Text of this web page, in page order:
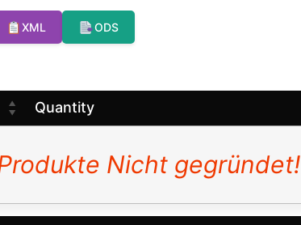
XML ODS
Quantity
Nicht gegründet!